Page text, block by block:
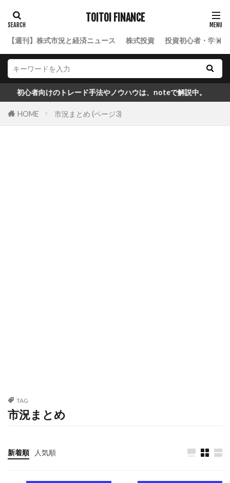
TOITOI FINANCE
【週刊】株式市況と経済ニュース 株式投資 投資初心者・学習
心者向けのトレード手法やノウハウは、noteで解説中。
HOME 市況まとめ (ページ3)
TAG
市況まとめ
新着順 人気順